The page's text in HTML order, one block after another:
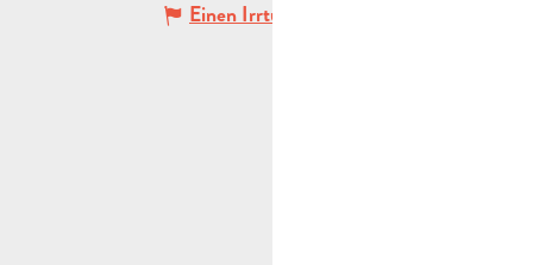
Einen Irrtum angeben